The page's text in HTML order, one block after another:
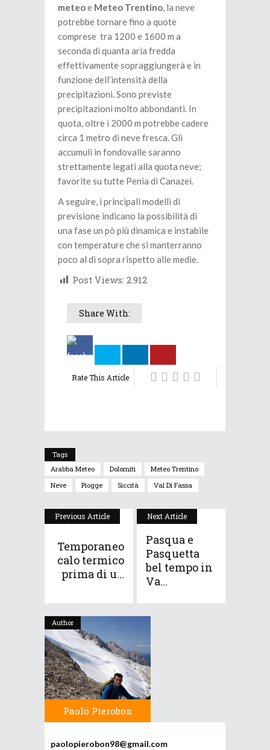
meteoe Meteo Trentino, la neve
potrebbe tornare fino a quote
comprese tra 1200 e 1600 m a
seconda di quanta aria fredda
effettivamente sopraggiungerà e in
funzione dell’intensità della
precipitazioni. Sono previste
precipitazioni molto abbondanti. In
quota, oltre i 2000 m potrebbe cadere
circa 1 metro di neve fresca. Gli
accumuli in fondovalle saranno
strettamente legati alla quota neve;
favorite su tutte Penia di Canazei.
A seguire, i principali modelli di
previsione indicano la possibilità di
una fase un pò più dinamica e instabile
con temperature che si manterranno
poco al di sopra rispetto alle medie.
Post Views: 2.912
Share With:
Rate This Article
Tags
Arabba Meteo
Dolomiti
Meteo Trentino
Neve
Piogge Siccità Val Di Fassa
Previous Article
Temporaneo
calo termico
prima di u...
Next Article
Pasqua e
Pasquetta
bel tempo in
Va...
Author
Paolo Pierobon
paolopierobon98@gmail.com